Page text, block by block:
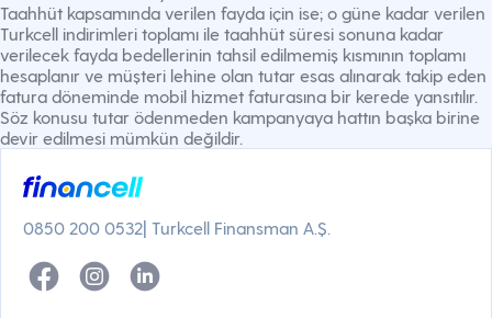
Taahhüt kapsamında verilen fayda için ise; o güne kadar verilen
Turkcell indirimleri toplamı ile taahhüt süresi sonuna kadar
verilecek fayda bedellerinin tahsil edilmemiş kısmının toplamı
hesaplanır ve müşteri lehine olan tutar esas alınarak takip eden
fatura döneminde mobil hizmet faturasına bir kerede yansıtılır.
Söz konusu tutar ödenmeden kampanyaya hattın başka birine
devir edilmesi mümkün değildir.
0850 200 0532| Turkcell Finansman A.Ş.